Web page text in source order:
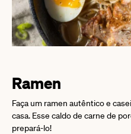
Ramen
Faça um ramen autêntico e
casa. Esse caldo de carne de
prepará-lo!